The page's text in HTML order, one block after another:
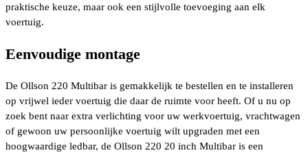
praktische keuze, maar ook een stijlvolle toevoeging aan elk
voertuig.
Eenvoudige montage
De Ollson 220 Multibar is gemakkelijk te bestellen en te installeren
op vrijwel ieder voertuig die daar de ruimte voor heeft. Of u nu op
zoek bent naar extra verlichting voor uw werkvoertuig, vrachtwagen
of gewoon uw persoonlijke voertuig wilt upgraden met een
hoogwaardige ledbar, de Ollson 220 20 inch Multibar is een